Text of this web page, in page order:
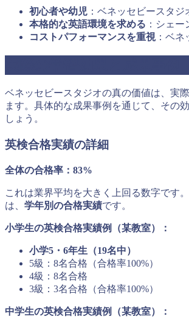
初心者や幼児 ：ベネッセビースタジ
本格的な英語環境を求める ：シェ
コストパフォーマンスを重視 ：ベ
ベネッセビースタジオの真の価値は、実
ます。具体的な成果事例を通じて、その
しょう。
英検合格実績の詳細
全体の合格率：83%
これは業界平均を大きく上回る数字です
は、 学年別の合格実績です。
小学生の英検合格実績例（某教室）：
小学5・6年生（19名中）
5級：8名合格（合格率100%）
4級：8名合格
3級：3名合格（合格率100%）
中学生の英検合格実績例（某教室）：